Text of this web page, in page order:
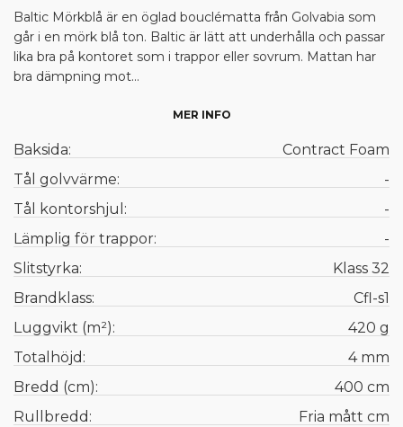
Baltic Mörkblå är en öglad bouclématta från Golvabia som
går i en mörk blå ton. Baltic är lätt att underhålla och passar
lika bra på kontoret som i trappor eller sovrum. Mattan har
bra dämpning mot...
MER INFO
Baksida:
Contract Foam
Tål golvvärme:
-
Tål kontorshjul:
-
Lämplig för trappor:
-
Slitstyrka:
Klass 32
Brandklass:
Cfl-s1
Luggvikt (m²):
420 g
Totalhöjd:
4 mm
Bredd (cm):
400 cm
Rullbredd:
Fria mått cm